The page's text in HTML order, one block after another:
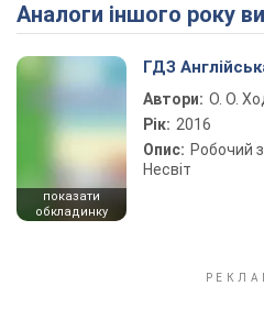
Аналоги іншого року
показати
обкладинку
ГДЗ
Автори: О. О.
Рік: 2016
Опис: Робочий
Несвіт